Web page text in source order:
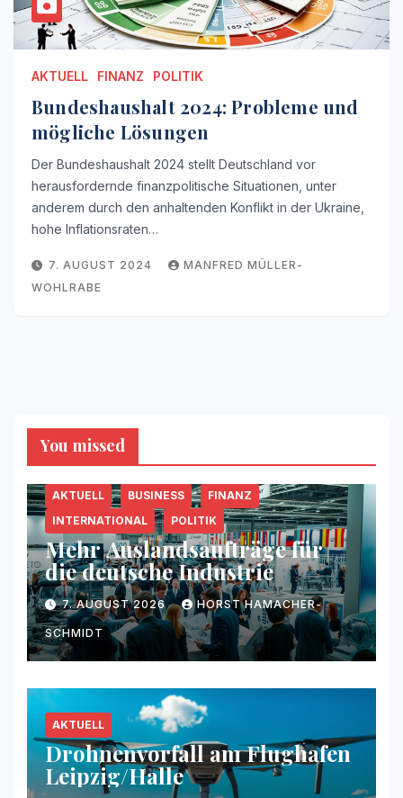
AKTUELL FINANZ POLITIK
Bundeshaushalt 2024: Probleme und
mögliche Lösungen
Der Bundeshaushalt 2024 stellt Deutschland vor
herausfordernde finanzpolitische Situationen, unter
anderem durch den anhaltenden Konflikt in der Ukraine,
hohe Inflationsraten…
7. AUGUST 2024
MANFRED MÜLLER-
WOHLRABE
You missed
AKTUELL BUSINESS
FINANZ
INTERNATIONAL
POLITIK
Mehr Auslandsaufträge für
die deutsche Industrie
7. AUGUST 2026 HORST HAMACHER-
SCHMIDT
AKTUELL
Drohnenvorfall am Flughafen
Leipzig/Halle